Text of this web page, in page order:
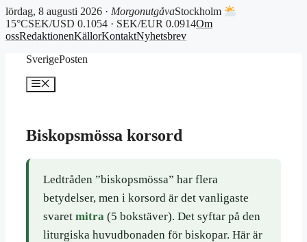
lördag, 8 augusti 2026 · MorgonutgåvaStockholm
15°CSEK/USD 0.1054 · SEK/EUR 0.0914Om
ossRedaktionenKällorKontaktNyhetsbrev
SverigePosten
Meny
Biskopsmössa korsord
Ledtråden ”biskopsmössa” har flera
betydelser, men i korsord är det vanligaste
svaret mitra(5 bokstäver). Det syftar på den
liturgiska huvudbonaden för biskopar. Här är